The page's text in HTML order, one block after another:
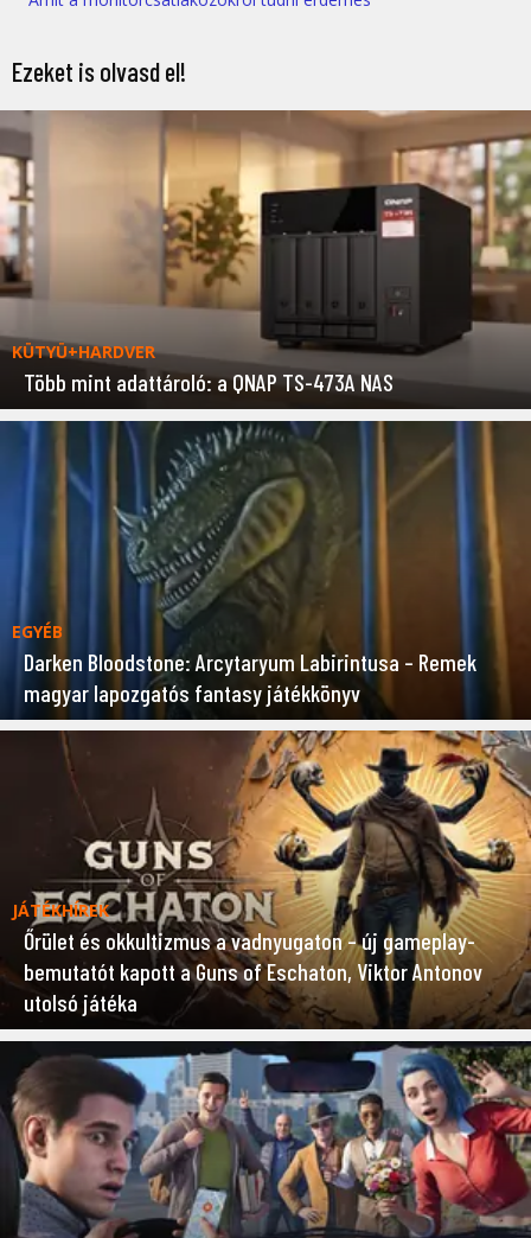
Ezeket is olvasd el!
KÜTYÜ+HARDVER
Több mint adattároló: a QNAP TS-473A NAS
EGYÉB
Darken Bloodstone: Arcytaryum Labirintusa – Remek
magyar lapozgatós fantasy játékkönyv
JÁTÉKHÍREK
Őrület és okkultizmus a vadnyugaton – új gameplay-
bemutatót kapott a Guns of Eschaton, Viktor Antonov
utolsó játéka